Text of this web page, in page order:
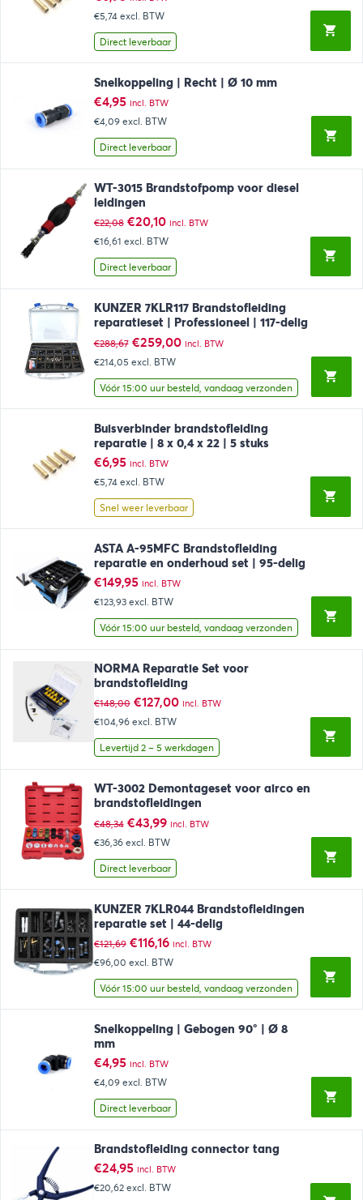
€5,74 excl. BTW
Direct leverbaar
Snelkoppeling | Recht | Ø 10 mm
€4,95 incl. BTW
€4,09 excl. BTW
Direct leverbaar
WT-3015 Brandstofpomp voor diesel
leidingen
€22,08 Oorspronkelijke
prijs
was:
€22,08.
€20,10Huidige
prijs
is:
€20,10.
incl. BTW
€16,61 excl. BTW
Direct leverbaar
KUNZER 7KLR117 Brandstofleiding
reparatieset | Professioneel | 117-delig
€288,67 Oorspronkelijke
prijs
was:
€288,67.
€259,00Huidige
€259,00.
incl. BTW
€214,05 excl. BTW
Vóór 15:00 uur besteld, vandaag verzonden
Buisverbinder brandstofleiding
reparatie | 8 x 0,4 x 22 | 5 stuks
€6,95 incl. BTW
€5,74 excl. BTW
Snel weer leverbaar
ASTA A-95MFC Brandstofleiding
reparatie en onderhoud set | 95-delig
€149,95 incl. BTW
€123,93 excl. BTW
Vóór 15:00 uur besteld, vandaag verzonden
NORMA Reparatie Set voor
brandstofleiding
€148,00 Oorspronkelijke
prijs
was:
€148,00.
€127,00Huidige
€127,00.
incl. BTW
€104,96 excl. BTW
Levertijd 2 – 5 werkdagen
WT-3002 Demontageset voor airco en
brandstofleidingen
€48,34 Oorspronkelijke
prijs
was:
€48,34.
€43,99Huidige
prijs
is:
€43,99.
incl. BTW
€36,36 excl. BTW
Direct leverbaar
KUNZER 7KLR044 Brandstofleidingen
reparatie set | 44-delig
€121,69 Oorspronkelijke
prijs
was:
€121,69.
€116,16Huidige
prijs
is:
€116,16.
incl. BTW
€96,00 excl. BTW
Vóór 15:00 uur besteld, vandaag verzonden
Snelkoppeling | Gebogen 90° | Ø 8
mm
€4,95 incl. BTW
€4,09 excl. BTW
Direct leverbaar
Brandstofleiding connector tang
€24,95 incl. BTW
€20,62 excl. BTW